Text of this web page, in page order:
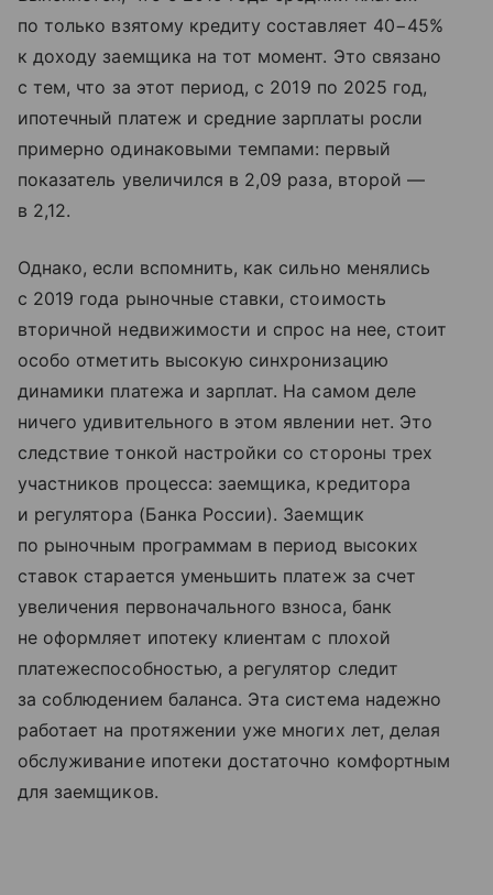
по только взятому кредиту составляет 40−45%
к доходу заемщика на тот момент. Это связано
с тем, что за этот период, с 2019 по 2025 год,
ипотечный платеж и средние зарплаты росли
примерно одинаковыми темпами: первый
показатель увеличился в 2,09 раза, второй —
в 2,12.
Однако, если вспомнить, как сильно менялись
с 2019 года рыночные ставки, стоимость
вторичной недвижимости и спрос на нее, стоит
особо отметить высокую синхронизацию
динамики платежа и зарплат. На самом деле
ничего удивительного в этом явлении нет. Это
следствие тонкой настройки со стороны трех
участников процесса: заемщика, кредитора
и регулятора (Банка России). Заемщик
по рыночным программам в период высоких
ставок старается уменьшить платеж за счет
увеличения первоначального взноса, банк
не оформляет ипотеку клиентам с плохой
платежеспособностью, а регулятор следит
за соблюдением баланса. Эта система надежно
работает на протяжении уже многих лет, делая
обслуживание ипотеки достаточно комфортным
для заемщиков.